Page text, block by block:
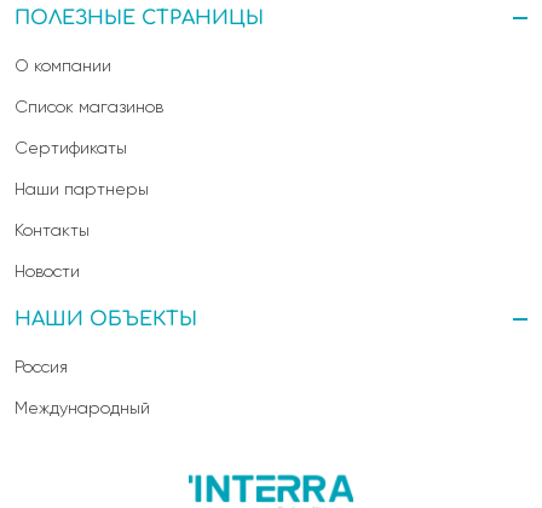
ПОЛЕЗНЫЕ СТРАНИЦЫ
О компании
Список магазинов
Сертификаты
Наши партнеры
Контакты
Новости
НАШИ ОБЪЕКТЫ
Россия
Международный